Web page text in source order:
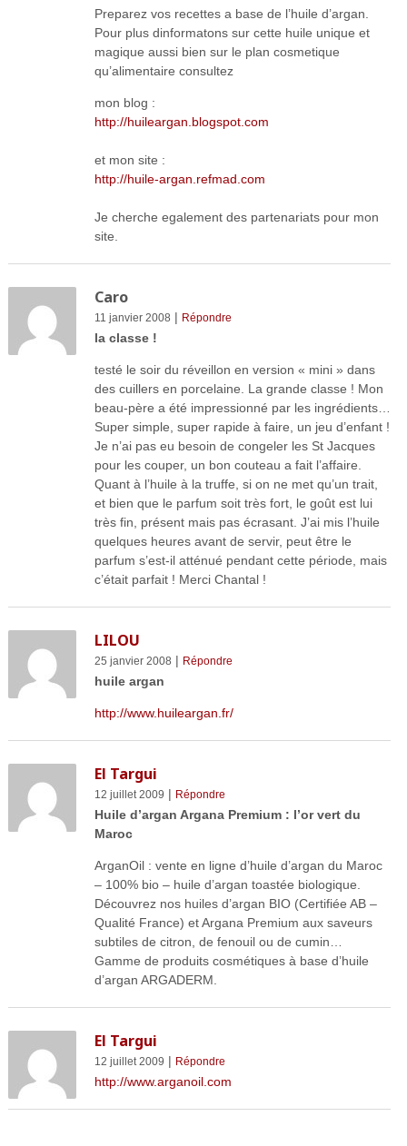
Preparez vos recettes a base de l’huile d’argan.
Pour plus dinformatons sur cette huile unique et
magique aussi bien sur le plan cosmetique
qu’alimentaire consultez
mon blog :
http://huileargan.blogspot.com
et mon site :
http://huile-argan.refmad.com
Je cherche egalement des partenariats pour mon
site.
Caro
11 janvier 2008 | Répondre
la classe !
testé le soir du réveillon en version « mini » dans
des cuillers en porcelaine. La grande classe ! Mon
beau-père a été impressionné par les ingrédients…
Super simple, super rapide à faire, un jeu d’enfant !
Je n’ai pas eu besoin de congeler les St Jacques
pour les couper, un bon couteau a fait l’affaire.
Quant à l’huile à la truffe, si on ne met qu’un trait,
et bien que le parfum soit très fort, le goût est lui
très fin, présent mais pas écrasant. J’ai mis l’huile
quelques heures avant de servir, peut être le
parfum s’est-il atténué pendant cette période, mais
c’était parfait ! Merci Chantal !
LILOU
25 janvier 2008 | Répondre
huile argan
http://www.huileargan.fr/
El Targui
12 juillet 2009 | Répondre
Huile d’argan Argana Premium : l’or vert du
Maroc
ArganOil : vente en ligne d’huile d’argan du Maroc
– 100% bio – huile d’argan toastée biologique.
Découvrez nos huiles d’argan BIO (Certifiée AB –
Qualité France) et Argana Premium aux saveurs
subtiles de citron, de fenouil ou de cumin…
Gamme de produits cosmétiques à base d’huile
d’argan ARGADERM.
El Targui
12 juillet 2009 | Répondre
http://www.arganoil.com